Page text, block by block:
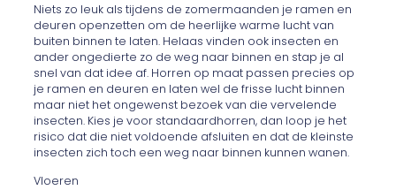
Niets zo leuk als tijdens de zomermaanden je ramen en
deuren openzetten om de heerlijke warme lucht van
buiten binnen te laten. Helaas vinden ook insecten en
ander ongedierte zo de weg naar binnen en stap je al
snel van dat idee af. Horren op maat passen precies op
je ramen en deuren en laten wel de frisse lucht binnen
maar niet het ongewenst bezoek van die vervelende
insecten. Kies je voor standaardhorren, dan loop je het
risico dat die niet voldoende afsluiten en dat de kleinste
insecten zich toch een weg naar binnen kunnen wanen.
Vloeren